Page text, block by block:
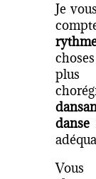
Je
plus
danse
Vous